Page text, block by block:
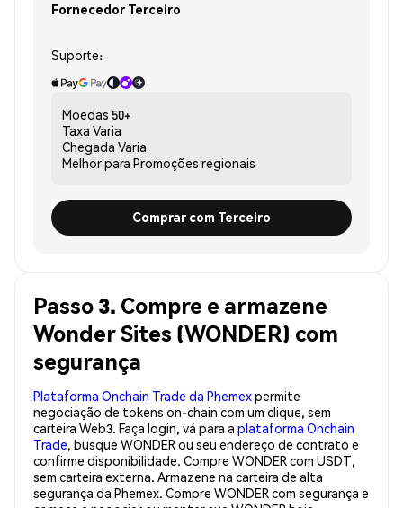
Fornecedor Terceiro
Suporte:
Moedas 50+
Taxa Varia
Chegada Varia
Melhor para Promoções regionais
Comprar com Terceiro
Passo 3. Compre e armazene
Wonder Sites (WONDER) com
segurança
Plataforma Onchain Trade da Phemexpermite
negociação de tokens on-chain com um clique, sem
carteira Web3. Faça login, vá para a plataforma Onchain
Trade, busque WONDER ou seu endereço de contrato e
confirme disponibilidade. Compre WONDER com USDT,
sem carteira externa. Armazene na carteira de alta
segurança da Phemex. Compre WONDER com segurança e